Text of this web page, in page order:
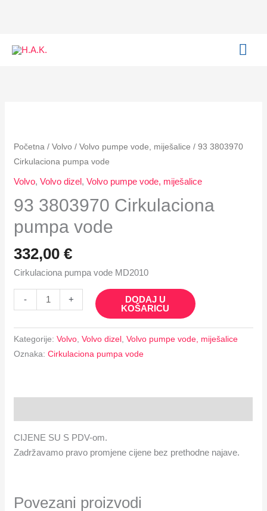
Početna /Volvo /Volvo pumpe vode, miješalice / 93 3803970
Cirkulaciona pumpa vode
Volvo,Volvo dizel,Volvo pumpe vode, miješalice
93 3803970 Cirkulaciona
pumpa vode
332,00€
Cirkulaciona pumpa vode MD2010
-
Cirkulaciona
pumpa
količina
+
DODAJ U
KOŠARICU
Kategorije:Volvo,Volvo dizel ,Volvo pumpe vode, miješalice
Oznaka:Cirkulaciona pumpa vode
CIJENE SU S PDV-om.
Zadržavamo pravo promjene cijene bez prethodne najave.
Povezani proizvodi
količina